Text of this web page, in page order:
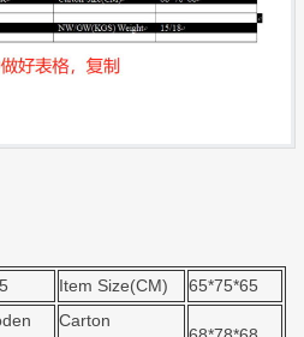
Item Size(CM) 65*75*65
Carton